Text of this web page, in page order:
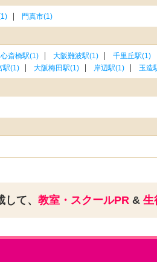
門真市(1)
心斎橋駅(1) 大阪難波駅(1) 千里丘駅(1)
駅(1) 大阪梅田駅(1) 岸辺駅(1) 玉造
て、 教室・スクールPR& 生